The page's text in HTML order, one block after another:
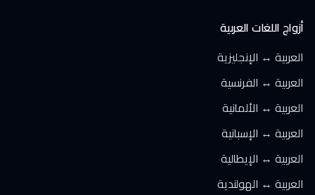
أزواج اللغات العربية
العربية ↔ الإنجليزية
العربية ↔ الفرنسية
العربية ↔ الألمانية
العربية ↔ الإسبانية
العربية ↔ الإيطالية
العربية ↔ الهولندية